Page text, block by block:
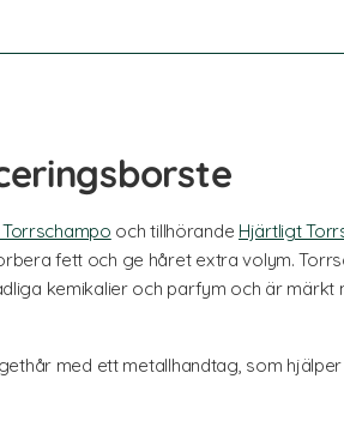
och tillhörande Hjärtligt
fett och ge håret extra volym.
kemikalier och parfym och är
med ett metallhandtag, som